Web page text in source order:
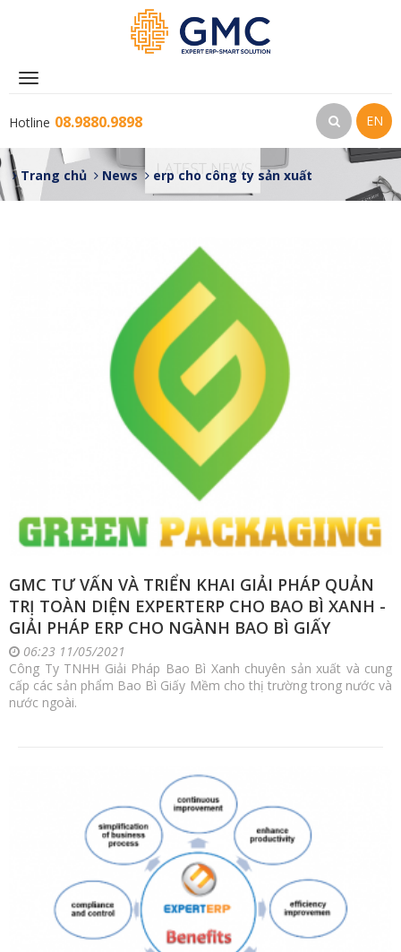
Toggle
Hotline 08.9880.9898 EN
Trang chủ News erp cho công ty sản xuất
GMC TƯ VẤN VÀ TRIỂN KHAI GIẢI PHÁP QUẢN
TRỊ TOÀN DIỆN EXPERTERP CHO BAO BÌ XANH -
GIẢI PHÁP ERP CHO NGÀNH BAO BÌ GIẤY
06:23 11/05/2021
Công Ty TNHH Giải Pháp Bao Bì Xanh chuyên sản xuất và cung
cấp các sản phẩm Bao Bì Giấy Mềm cho thị trường trong nước và
nước ngoài.